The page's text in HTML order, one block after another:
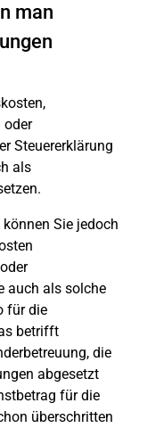
man
oder
Steuererklärung
als
Sie jedoch
auch als solche
für die
betrifft
die
abgesetzt
für die
überschritten